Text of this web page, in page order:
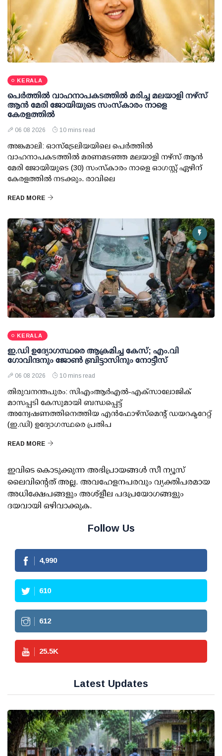
KERALA
പെർത്തിൽ വാഹനാപകടത്തിൽ മരിച്ച മലയാളി നഴ്സ്
ആൻ മേരി ജോയിയുടെ സംസ്കാരം നാളെ
കേരളത്തിൽ
06 08 2026 10 mins read
അങ്കമാലി: ഓസ്‌ട്രേലിയയിലെ പെർത്തിൽ
വാഹനാപകടത്തിൽ മരണമടഞ്ഞ മലയാളി നഴ്സ് ആൻ
മേരി ജോയിയുടെ (30) സംസ്കാരം നാളെ ഓഗസ്റ്റ് ഏഴിന്
കേരളത്തിൽ നടക്കും. രാവിലെ
READ MORE
KERALA
ഇ.ഡി ഉദ്യോഗസ്ഥരെ ആക്രമിച്ച കേസ്; എം.വി
ഗോവിന്ദനും ജോണ്‍ ബ്രിട്ടാസിനും നോട്ടീസ്
06 08 2026 10 mins read
തിരുവനന്തപുരം: സിഎംആര്‍എല്‍-എക്‌സാലോജിക്
മാസപ്പടി കേസുമായി ബന്ധപ്പെട്ട്
അന്വേഷണത്തിനെത്തിയ എന്‍ഫോഴ്സ്മെന്റ് ഡയറക്ടറേറ്റ്
(ഇ.ഡി) ഉദ്യോഗസ്ഥരെ പ്രതിപ
READ MORE
ഇവിടെ കൊടുക്കുന്ന അഭിപ്രായങ്ങള്‍ സീ ന്യൂസ്
ലൈവിന്റെത് അല്ല. അവഹേളനപരവും വ്യക്തിപരമായ
അധിക്ഷേപങ്ങളും അശ്‌ളീല പദപ്രയോഗങ്ങളും
ദയവായി ഒഴിവാക്കുക.
Follow Us
4,990
610
612
25.5K
Latest Updates